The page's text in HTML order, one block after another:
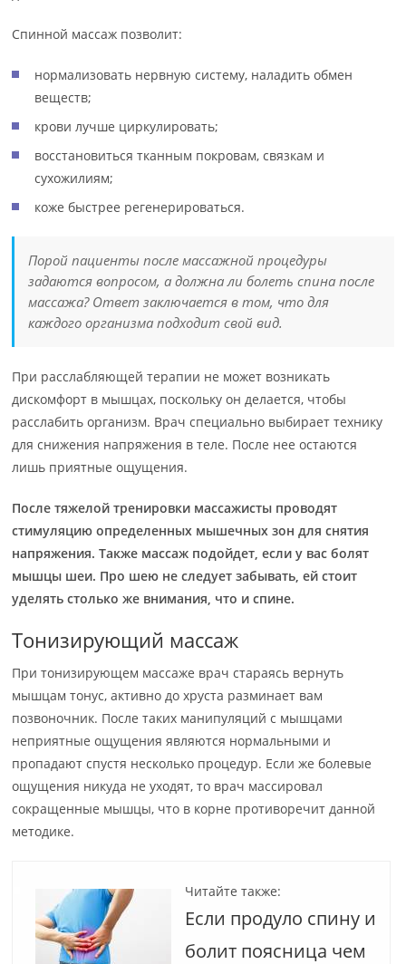
Спинной массаж позволит:
нормализовать нервную систему, наладить обмен
веществ;
крови лучше циркулировать;
восстановиться тканным покровам, связкам и
сухожилиям;
коже быстрее регенерироваться.
Порой пациенты после массажной процедуры
задаются вопросом, а должна ли болеть спина после
массажа? Ответ заключается в том, что для
каждого организма подходит свой вид.
При расслабляющей терапии не может возникать
дискомфорт в мышцах, поскольку он делается, чтобы
расслабить организм. Врач специально выбирает технику
для снижения напряжения в теле. После нее остаются
лишь приятные ощущения.
После тяжелой тренировки массажисты проводят
стимуляцию определенных мышечных зон для снятия
напряжения. Также массаж подойдет, если у вас болят
мышцы шеи. Про шею не следует забывать, ей стоит
уделять столько же внимания, что и спине.
Тонизирующий массаж
При тонизирующем массаже врач стараясь вернуть
мышцам тонус, активно до хруста разминает вам
позвоночник. После таких манипуляций с мышцами
неприятные ощущения являются нормальными и
пропадают спустя несколько процедур. Если же болевые
ощущения никуда не уходят, то врач массировал
сокращенные мышцы, что в корне противоречит данной
методике.
Читайте также:
Если продуло спину и
болит поясница чем